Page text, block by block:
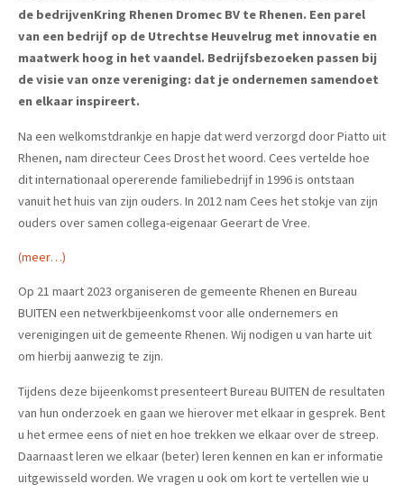
de bedrijvenKring Rhenen Dromec BV te Rhenen. Een parel
van een bedrijf op de Utrechtse Heuvelrug met innovatie en
maatwerk hoog in het vaandel. Bedrijfsbezoeken passen bij
de visie van onze vereniging: dat je ondernemen samendoet
en elkaar inspireert.
Na een welkomstdrankje en hapje dat werd verzorgd door Piatto uit
Rhenen, nam directeur Cees Drost het woord. Cees vertelde hoe
dit internationaal opererende familiebedrijf in 1996 is ontstaan
vanuit het huis van zijn ouders. In 2012 nam Cees het stokje van zijn
ouders over samen collega-eigenaar Geerart de Vree.
(meer…)
Op 21 maart 2023 organiseren de gemeente Rhenen en Bureau
BUITEN een netwerkbijeenkomst voor alle ondernemers en
verenigingen uit de gemeente Rhenen. Wij nodigen u van harte uit
om hierbij aanwezig te zijn.
Tijdens deze bijeenkomst presenteert Bureau BUITEN de resultaten
van hun onderzoek en gaan we hierover met elkaar in gesprek. Bent
u het ermee eens of niet en hoe trekken we elkaar over de streep.
Daarnaast leren we elkaar (beter) leren kennen en kan er informatie
uitgewisseld worden. We vragen u ook om kort te vertellen wie u